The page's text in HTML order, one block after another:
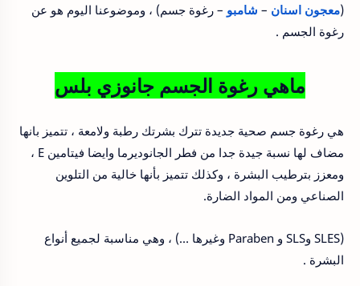
(معجون اسنان – شامبو – رغوة جسم) ، وموضوعنا اليوم هو عن
رغوة الجسم .
ماهي رغوة الجسم جانوزي بلس
هي رغوة جسم صحية جديدة تترك بشرتك رطبة ولامعة ، تتميز بانها
مضاف لها نسبة جيدة جدا من فطر الجانوديرما وايضا فيتامين E ،
ومعزز بترطيب البشرة ، وكذلك تتميز بأنها خالية من التلوين
الصناعي ومن المواد الضارة.
(SLES وSLS و Paraben وغيرها …) ، وهي مناسبة لجميع أنواع
البشرة .